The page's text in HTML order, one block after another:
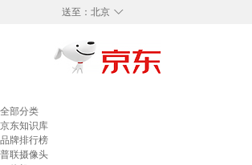
◇
送至： 北京
全部分类
京东知识库
品牌排行榜
普联摄像头